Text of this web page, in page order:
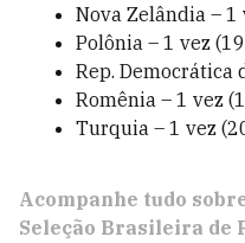
Nova Zelândia – 1
Polônia – 1 vez
Rep. Democrática
Romênia – 1 vez
Turquia – 1 vez
Acompanhe tudo
Seleção Brasileira de